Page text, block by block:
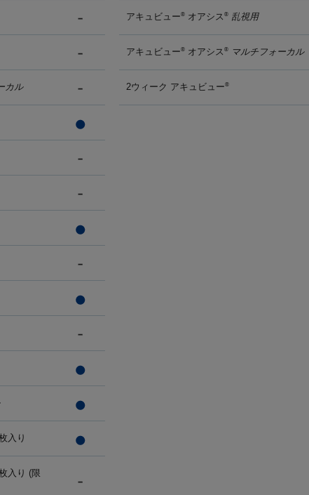
カル
入り
入り (限
アキュビュー® オアシス ® 乱視用
アキュビュー® オアシス ® マルチフォーカル
2ウィーク アキュビュー®